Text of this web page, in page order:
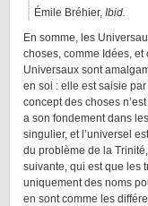
Émile Bréhier, Ibid.
En somme, les
choses, comme Idées, et
Universaux sont
en soi : elle est saisie par
concept des choses
a son fondement dans
singulier, et l’universel
du problème de la
suivante, qui est que les
uniquement des noms
en sont comme les